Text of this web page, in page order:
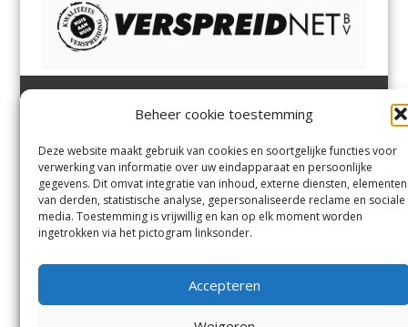
Beheer cookie toestemming
Deze website maakt gebruik van cookies en soortgelijke functies voor
verwerking van informatie over uw eindapparaat en persoonlijke
gegevens. Dit omvat integratie van inhoud, externe diensten, elementen
van derden, statistische analyse, gepersonaliseerde reclame en sociale
media. Toestemming is vrijwillig en kan op elk moment worden
ingetrokken via het pictogram linksonder.
Accepteren
Margadantstraat 34
1976 DN IJmuiden
023-8200170
info@heemsteder.nl
info@bloemendaler.nl
Bennebroek,Vogelenzang,
OverveenenAerdenhout
Contact
Vacatures
Voorwaarden